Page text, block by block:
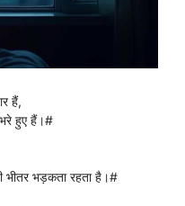
हैं,
हुए हैं।#
भीतर भड़कता रहता है।#